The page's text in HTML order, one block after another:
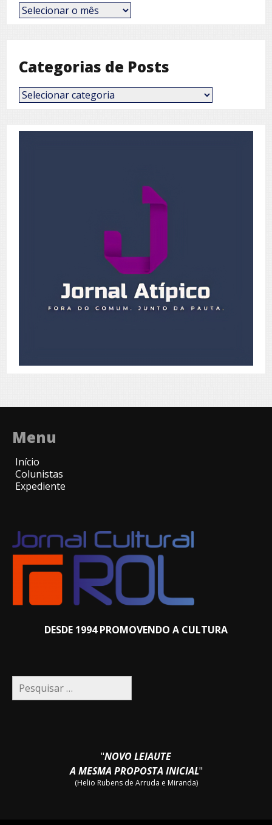
Posts
por
Categorias de Posts
Categorias
de
Menu
Início
Colunistas
Expediente
DESDE 1994 PROMOVENDO A CULTURA
Pesquisar
por:
"NOVO LEIAUTE
A MESMA PROPOSTA INICIAL"
(Helio Rubens de Arruda e Miranda)